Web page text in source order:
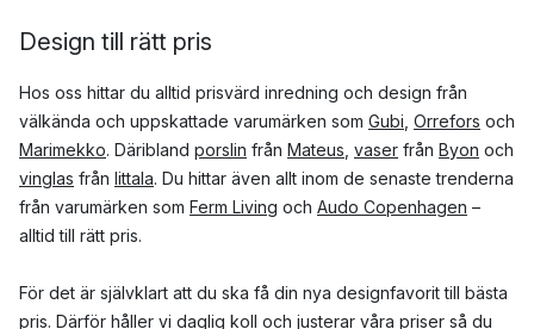
Design till rätt pris
Hos oss hittar du alltid prisvärd inredning och design från
välkända och uppskattade varumärken som Gubi Orrefors och
Marimekko. Däribland porslin från Mateus vaser från Byon och
vinglas från Iittala. Du hittar även allt inom de senaste trenderna
från varumärken som Ferm Living och Audo Copenhagen –
alltid till rätt pris.
För det är självklart att du ska få din nya designfavorit till bästa
pris. Därför håller vi daglig koll och justerar våra priser så du